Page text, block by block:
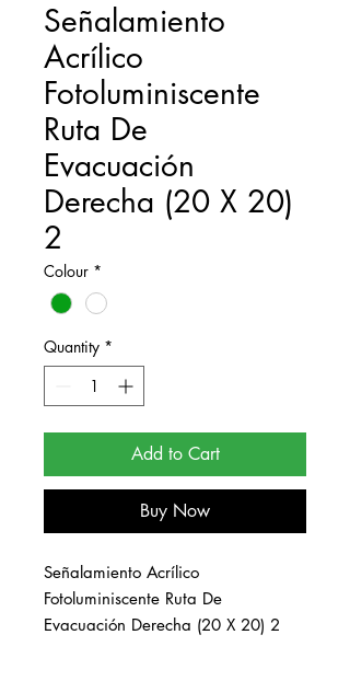
Señalamiento
Acrílico
Fotoluminiscente
Ruta De
Evacuación
Derecha (20 X 20)
2
Colour *
Quantity *
Add to Cart
Buy Now
Señalamiento Acrílico
Fotoluminiscente Ruta De
Evacuación Derecha (20 X 20) 2